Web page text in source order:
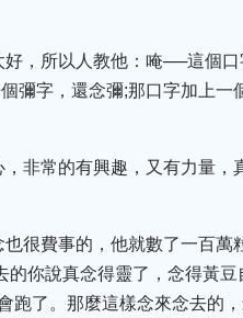
，所以人教他：唵──這個口
彌字，還念彌;那口字加上一
非常的有興趣，又有力量，
很費事的，他就數了一百萬
你說真念得靈了，念得黃豆
跑了。那麼這樣念來念去的